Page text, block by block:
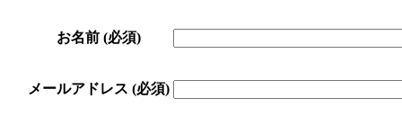
お名前 (必須)
メールアドレス (必須)